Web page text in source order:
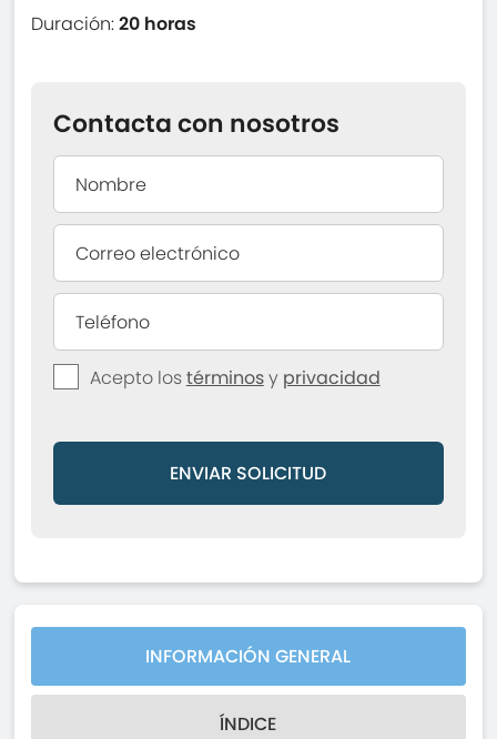
Duración:20 horas
Contacta con nosotros
Acepto lostérminosy privacidad
ENVIAR SOLICITUD
INFORMACIÓN GENERAL
ÍNDICE